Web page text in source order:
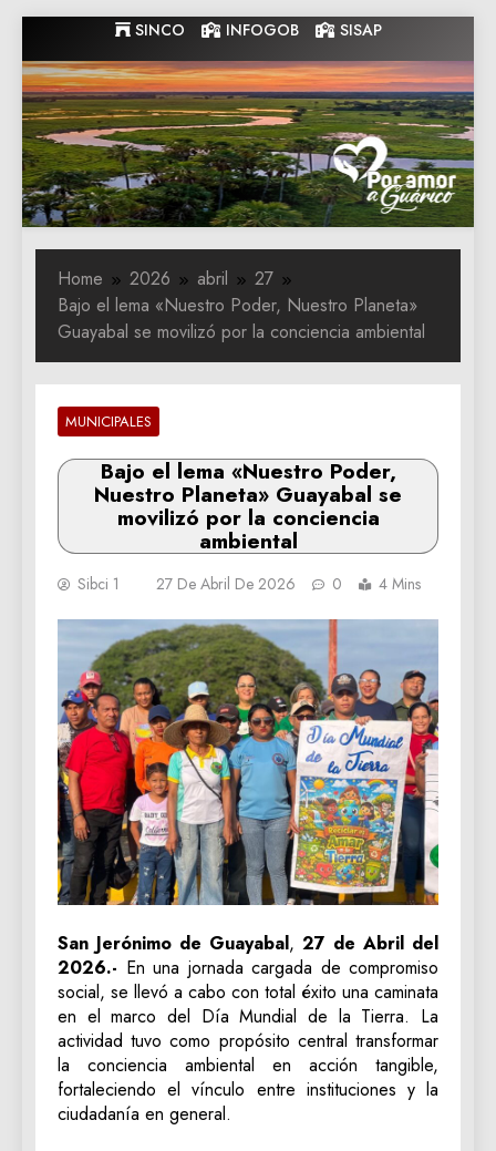
to
content
SINCO INFOGOB SISAP
Gobernacion
de Guarico
Gobernacion de Guarico
Home 2026 abril
27
Bajo el lema «Nuestro Poder, Nuestro Planeta»
Guayabal se movilizó por la conciencia ambiental
MUNICIPALES
Bajo el lema «Nuestro Poder,
Nuestro Planeta» Guayabal se
movilizó por la conciencia
ambiental
Sibci 1 27 De Abril De 2026 0 4 Mins
San Jerónimo de Guayabal, 27 de Abril del
2026.- En una jornada cargada de compromiso
social, se llevó a cabo con total éxito una caminata
en el marco del Día Mundial de la Tierra. La
actividad tuvo como propósito central transformar
la conciencia ambiental en acción tangible,
fortaleciendo el vínculo entre instituciones y la
ciudadanía en general.